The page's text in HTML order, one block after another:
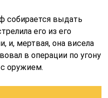
собирается выдать
его из его
и, мертвая, она висела
в операции по угону
оружием.